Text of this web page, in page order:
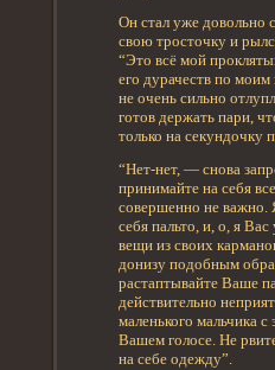
Он стал уже довольно
свою тросточку и
“Это всё мой
его дурачеств по
не очень сильно
готов держать пари,
только на секундочку
“Нет-нет, — снова
принимайте на себя
совершенно не важно.
себя пальто, и, о, я
вещи из своих
донизу подобным
растаптывайте Ваше
действительно
маленького мальчика
Вашем голосе. Не
на себе одежду”.